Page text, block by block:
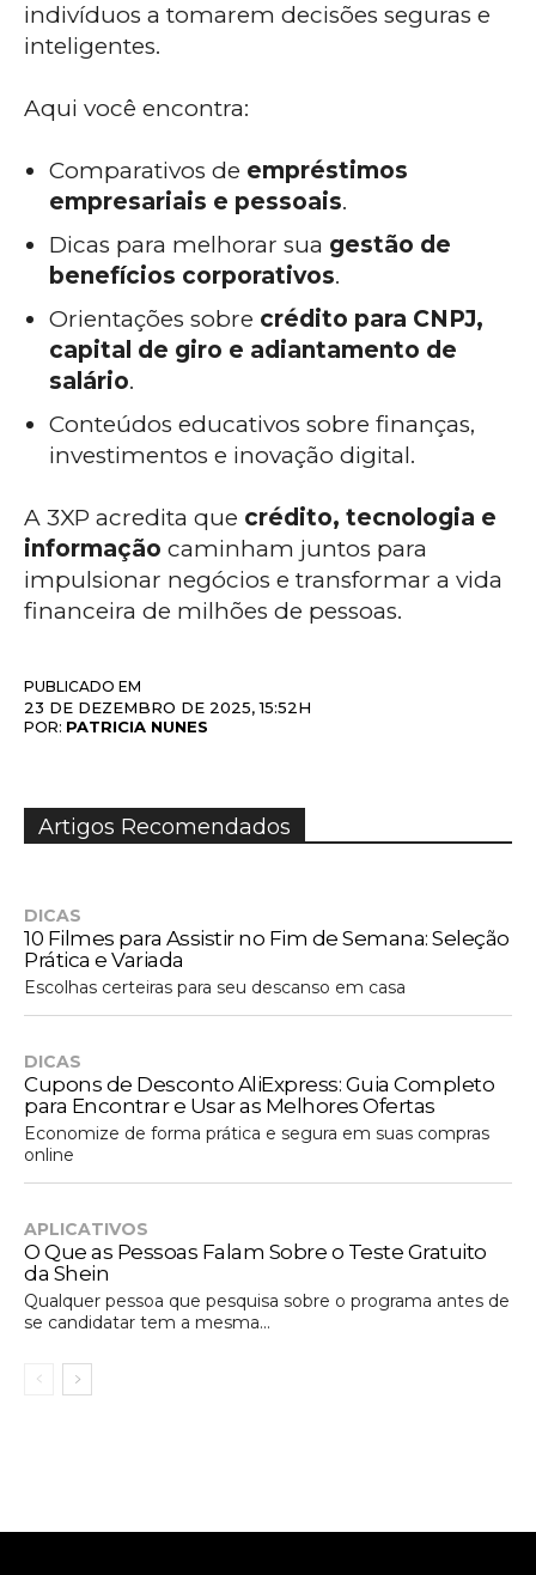
indivíduos a tomarem decisões seguras e
inteligentes.
Aqui você encontra:
Comparativos de empréstimos
empresariais e pessoais.
Dicas para melhorar sua gestão de
benefícios corporativos.
Orientações sobre crédito para CNPJ,
capital de giro e adiantamento de
salário.
Conteúdos educativos sobre finanças,
investimentos e inovação digital.
A 3XP acredita que crédito, tecnologia e
informação caminham juntos para
impulsionar negócios e transformar a vida
financeira de milhões de pessoas.
PUBLICADO EM
23 DE DEZEMBRO DE 2025, 15:52H
POR: PATRICIA NUNES
Artigos Recomendados
DICAS
10 Filmes para Assistir no Fim de Semana: Seleção
Prática e Variada
Escolhas certeiras para seu descanso em casa
DICAS
Cupons de Desconto AliExpress: Guia Completo
para Encontrar e Usar as Melhores Ofertas
Economize de forma prática e segura em suas compras
online
APLICATIVOS
O Que as Pessoas Falam Sobre o Teste Gratuito
da Shein
Qualquer pessoa que pesquisa sobre o programa antes de
se candidatar tem a mesma...